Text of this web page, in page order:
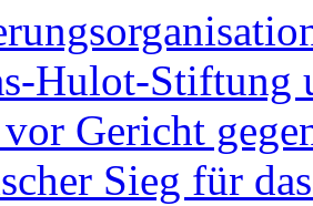
Hulot-Stiftung
Gericht
Sieg für